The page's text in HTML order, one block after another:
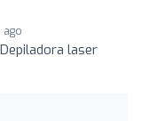
ago
laser